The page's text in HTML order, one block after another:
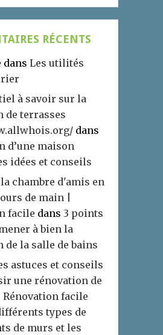
RÉCENTS
dans Les utilités
à savoir sur la
de terrasses
dans
d’une maison
idées et conseils
chambre d'amis en
de main |
facile dans 3 points
à bien la
de la salle de bains
astuces et conseils
une rénovation de
facile
types de
de murs et les